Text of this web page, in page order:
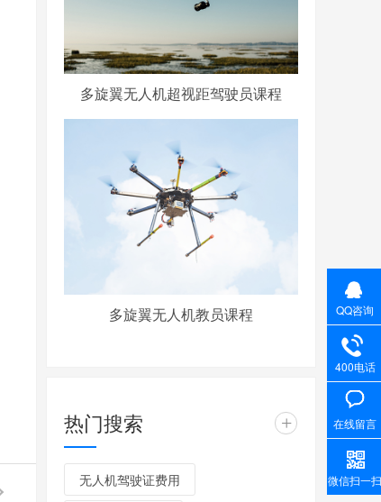
多旋翼无人机超视距驾驶员课程
多旋翼无人机教员课程
热门搜索 +
无人机驾驶证费用
QQ咨询
400电话
在线留言
微信扫一扫